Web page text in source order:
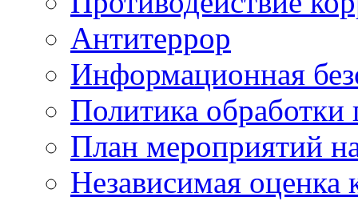
Антитеррор
Информационная
Политика
План мероприятий
Независимая оценка